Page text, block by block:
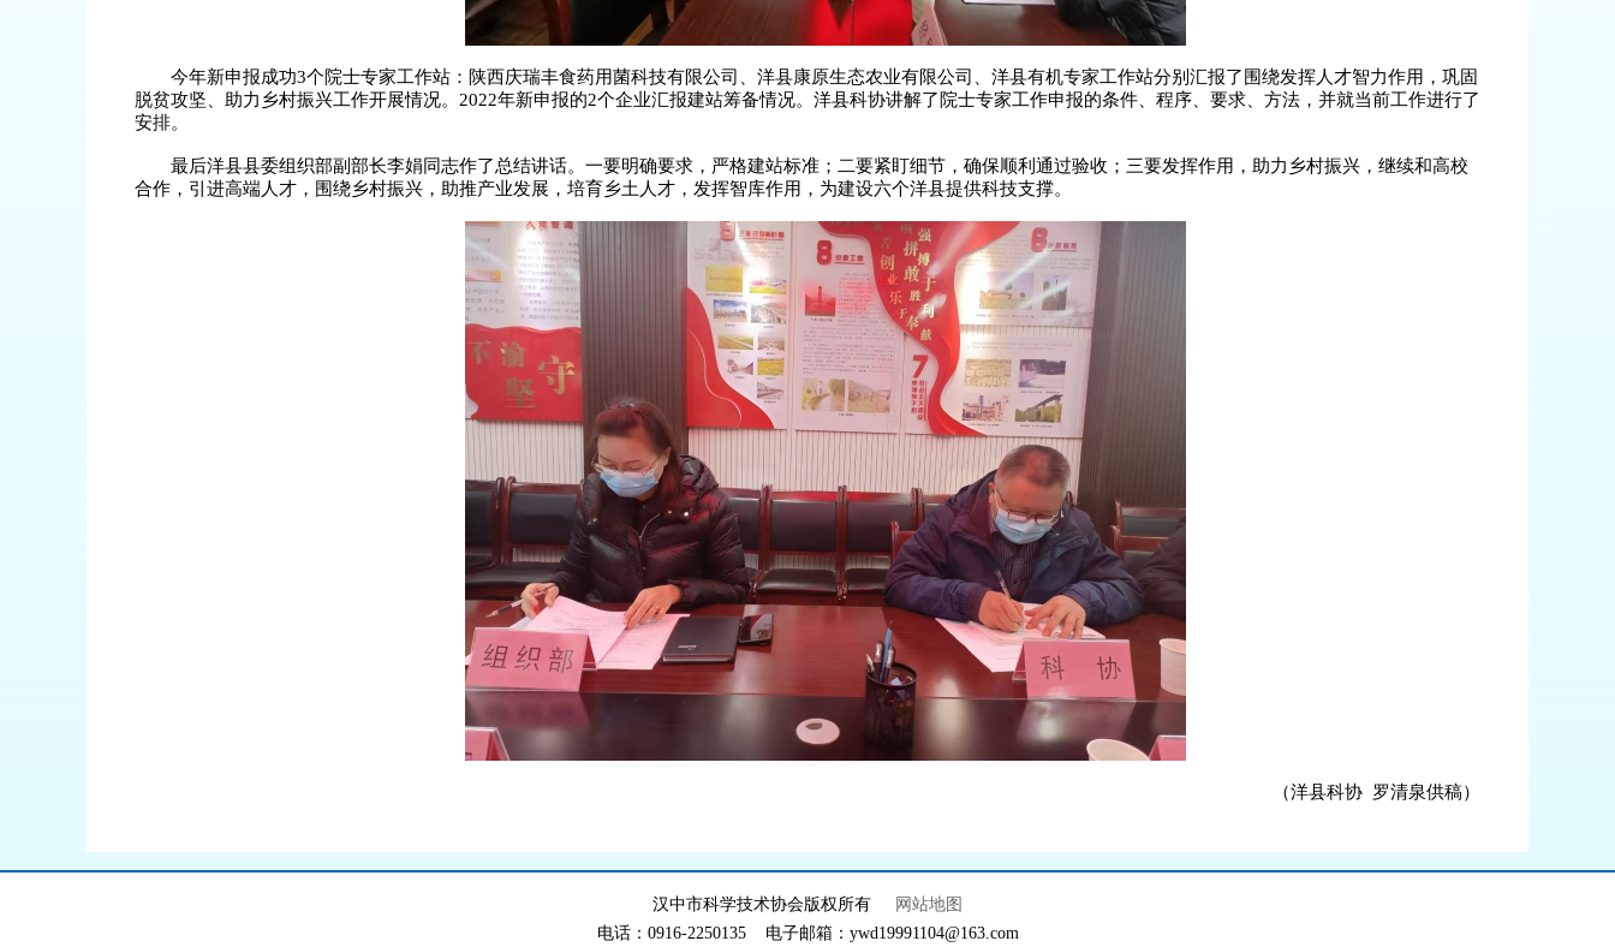
今年新申报成功3个院士专家工作站：陕西庆瑞丰食药用菌科技有限公司、洋县康原生态农业有限公司、洋县有机专家工作站分别汇报了围绕发挥人才智力作用，巩固
脱贫攻坚、助力乡村振兴工作开展情况。2022年新申报的2个企业汇报建站筹备情况。洋县科协讲解了院士专家工作申报的条件、程序、要求、方法，并就当前工作进行了
安排。
最后洋县县委组织部副部长李娟同志作了总结讲话。一要明确要求，严格建站标准；二要紧盯细节，确保顺利通过验收；三要发挥作用，助力乡村振兴，继续和高校
合作，引进高端人才，围绕乡村振兴，助推产业发展，培育乡土人才，发挥智库作用，为建设六个洋县提供科技支撑。
（洋县科协 罗清泉供稿）
汉中市科学技术协会版权所有
网站地图
电话：0916-2250135 电子邮箱：ywd19991104@163.com